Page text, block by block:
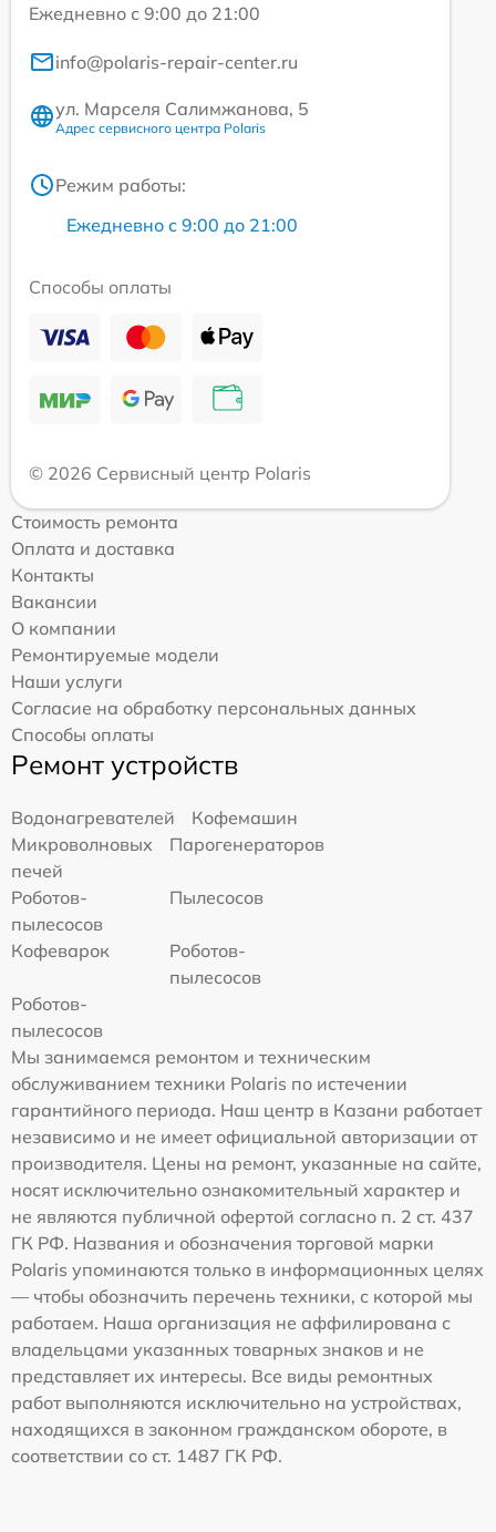
Ежедневно с 9:00 до 21:00
info@polaris-repair-center.ru
ул. Марселя Салимжанова, 5
Адрес сервисного центра Polaris
Режим работы:
Ежедневно с 9:00 до 21:00
Способы оплаты
© 2026 Сервисный центр Polaris
Стоимость ремонта
Оплата и доставка
Контакты
Вакансии
О компании
Ремонтируемые модели
Наши услуги
Согласие на обработку персональных данных
Способы оплаты
Ремонт устройств
Водонагревателей
Кофемашин
Микроволновых
печей
Парогенераторов
Роботов-
пылесосов
Пылесосов
Кофеварок
Роботов-
пылесосов
Роботов-
пылесосов
Мы занимаемся ремонтом и техническим
обслуживанием техники Polaris по истечении
гарантийного периода. Наш центр в Казани работает
независимо и не имеет официальной авторизации от
производителя. Цены на ремонт, указанные на сайте,
носят исключительно ознакомительный характер и
не являются публичной офертой согласно п. 2 ст. 437
ГК РФ. Названия и обозначения торговой марки
Polaris упоминаются только в информационных целях
— чтобы обозначить перечень техники, с которой мы
работаем. Наша организация не аффилирована с
владельцами указанных товарных знаков и не
представляет их интересы. Все виды ремонтных
работ выполняются исключительно на устройствах,
находящихся в законном гражданском обороте, в
соответствии со ст. 1487 ГК РФ.